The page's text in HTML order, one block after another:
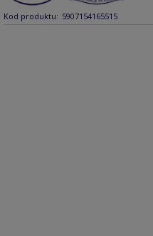
Kod produktu: 5907154165515